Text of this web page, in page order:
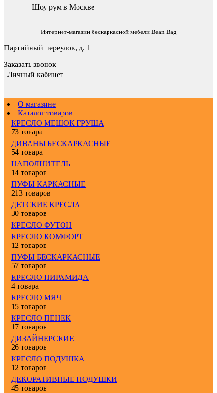
Шоу рум в Москве
Интернет-магазин бескаркасной мебели Bean Bag
Партийный переулок, д. 1
Заказать звонок
Личный кабинет
О магазине
Каталог товаров
КРЕСЛО МЕШОК ГРУША
73 товара
ДИВАНЫ БЕСКАРКАСНЫЕ
54 товара
НАПОЛНИТЕЛЬ
14 товаров
ПУФЫ КАРКАСНЫЕ
213 товаров
ДЕТСКИЕ КРЕСЛА
30 товаров
КРЕСЛО ФУТОН
КРЕСЛО КОМФОРТ
12 товаров
ПУФЫ БЕСКАРКАСНЫЕ
57 товаров
КРЕСЛО ПИРАМИДА
4 товара
КРЕСЛО МЯЧ
15 товаров
КРЕСЛО ПЕНЕК
17 товаров
ДИЗАЙНЕРСКИЕ
26 товаров
КРЕСЛО ПОДУШКА
12 товаров
ДЕКОРАТИВНЫЕ ПОДУШКИ
45 товаров